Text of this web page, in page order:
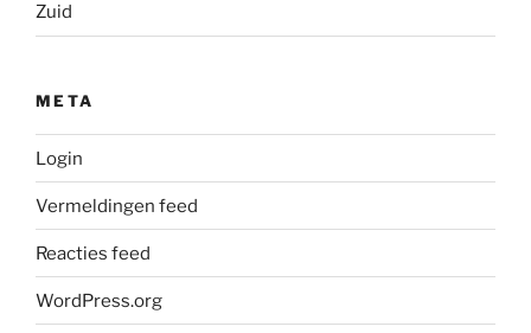
Zuid
META
Login
Vermeldingen feed
Reacties feed
WordPress.org